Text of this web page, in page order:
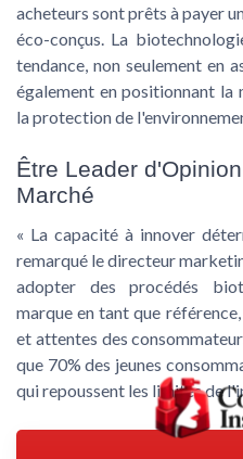
acheteurs sont prêts à payer
éco-conçus. La
tendance, non seulement en
également en positionnant la
la protection de
Être Leader
Marché
« La capacité à innover
remarqué le directeur
adopter des procédés
marque en tant que
et attentes des
que 70% des jeunes
qui repoussent les limites de